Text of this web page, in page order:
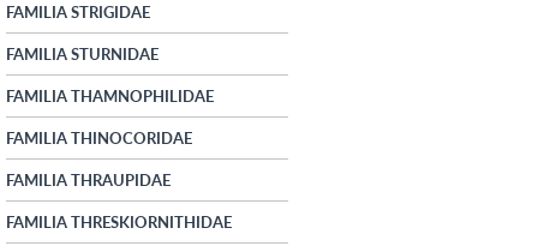
FAMILIA STRIGIDAE
FAMILIA STURNIDAE
FAMILIA THAMNOPHILIDAE
FAMILIA THINOCORIDAE
FAMILIA THRAUPIDAE
FAMILIA THRESKIORNITHIDAE